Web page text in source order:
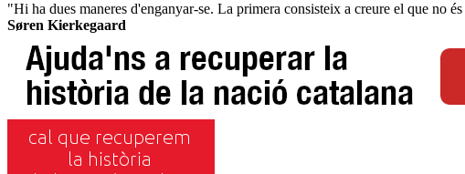
"Hi ha dues maneres d'enganyar-se. La primera consisteix a creure el que no
Søren Kierkegaard